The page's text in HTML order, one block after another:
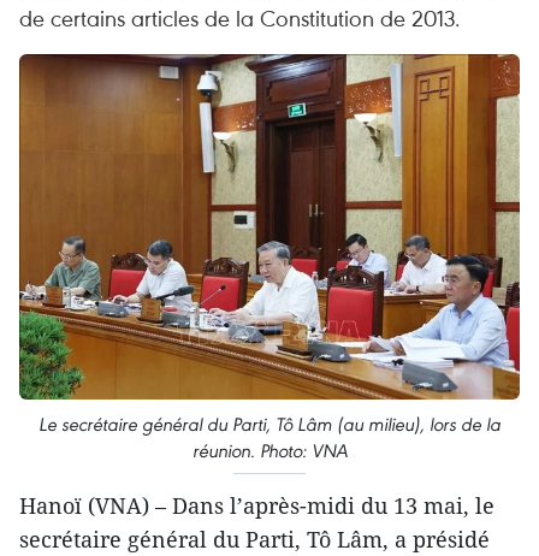
de certains articles de la Constitution de 2013.
Le secrétaire général du Parti, Tô Lâm (au milieu), lors de la
réunion. Photo: VNA
Hanoï (VNA) – Dans l’après-midi du 13 mai, le
secrétaire général du Parti, Tô Lâm, a présidé